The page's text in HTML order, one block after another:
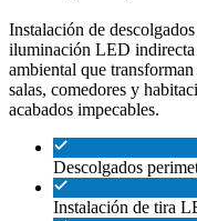
Instalación de
iluminación LED indirecta
ambiental que
salas, comedores y
acabados impecables.
Descolgados
Instalación de tira